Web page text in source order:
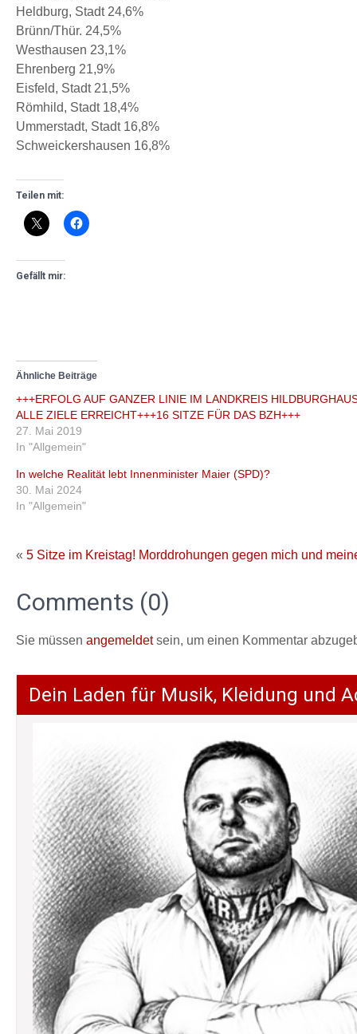
Heldburg, Stadt 24,6%
Brünn/Thür. 24,5%
Westhausen 23,1%
Ehrenberg 21,9%
Eisfeld, Stadt 21,5%
Römhild, Stadt 18,4%
Ummerstadt, Stadt 16,8%
Schweickershausen 16,8%
Teilen mit:
Gefällt mir:
Ähnliche Beiträge
+++ERFOLG AUF GANZER LINIE IM LANDKREIS
ALLE ZIELE ERREICHT+++16 SITZE FÜR DAS BZH+++
27. Mai 2019
In "Allgemein"
In welche Realität lebt Innenminister Maier (SPD)?
30. Mai 2024
In "Allgemein"
« 5 Sitze im Kreistag! Morddrohungen gegen mich und
Comments (0)
Sie müssen angemeldetsein, um einen Kommentar
Dein Laden für Musik, Kleidung und